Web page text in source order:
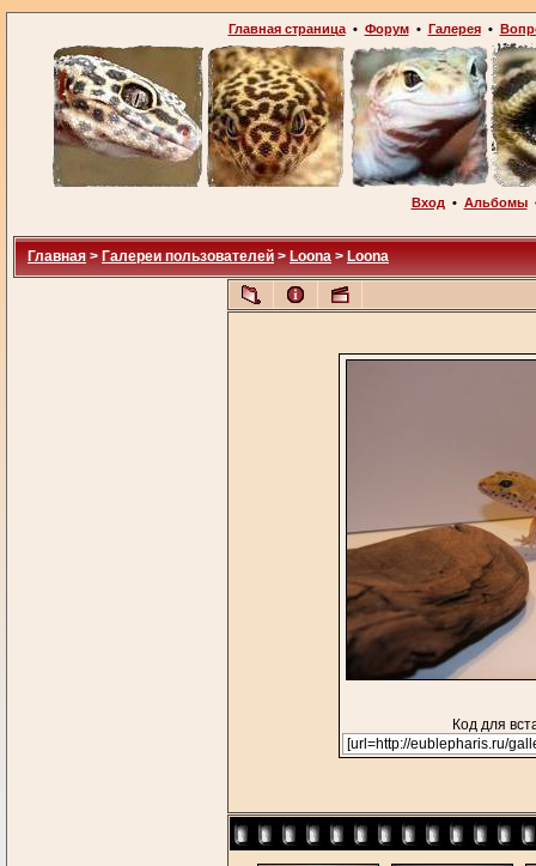
Главная страница• Форум• Галерея•
Вход • Альбомы
Главная > Галереи пользователей > Loona > Loona
Код для